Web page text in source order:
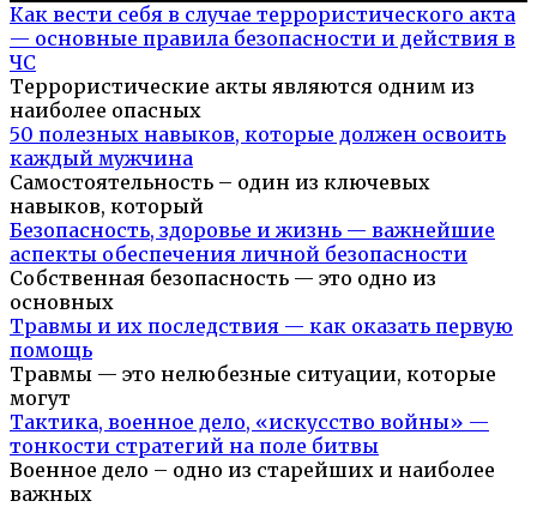
Как вести себя в случае террористического акта
— основные правила безопасности и действия в
ЧС
Террористические акты являются одним из
наиболее опасных
50 полезных навыков, которые должен освоить
каждый мужчина
Самостоятельность – один из ключевых
навыков, который
Безопасность, здоровье и жизнь — важнейшие
аспекты обеспечения личной безопасности
Собственная безопасность — это одно из
основных
Травмы и их последствия — как оказать первую
помощь
Травмы — это нелюбезные ситуации, которые
могут
Тактика, военное дело, «искусство войны» —
тонкости стратегий на поле битвы
Военное дело – одно из старейших и наиболее
важных